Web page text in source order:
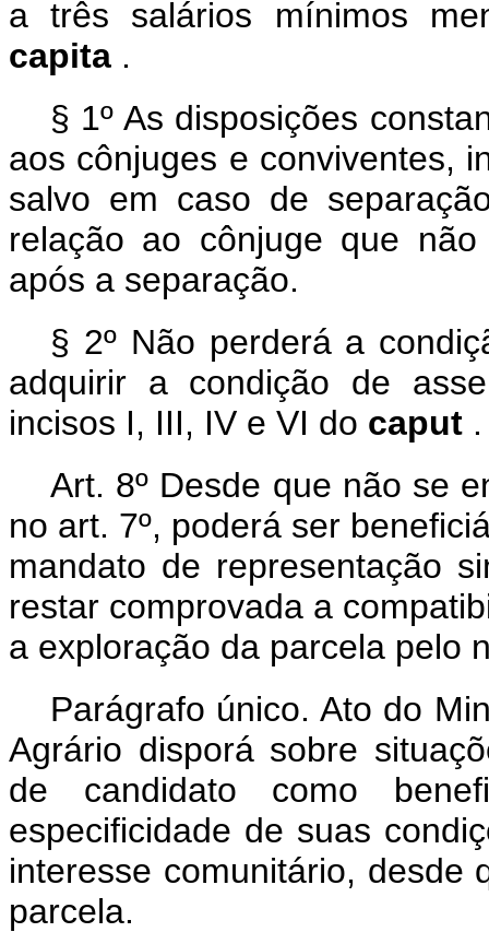
a três salários mínimos
capita .
§ 1º As disposições
aos cônjuges e conviventes,
salvo em caso de
relação ao cônjuge que
após a separação.
§ 2º Não perderá a
adquirir a condição de
incisos I, III, IV e VI do caput .
Art. 8º Desde que não se
no art. 7º, poderá ser
mandato de representação
restar comprovada a
a exploração da parcela pelo
Parágrafo único. Ato do
Agrário disporá sobre
de candidato como
especificidade de suas
interesse comunitário, desde
parcela.